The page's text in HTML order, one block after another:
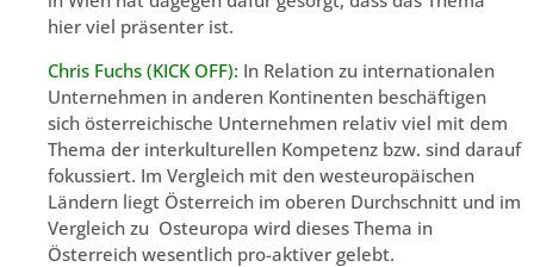
hier viel präsenter ist.
Chris Fuchs (KICK OFF): In Relation zu internationalen
Unternehmen in anderen Kontinenten beschäftigen
sich österreichische Unternehmen relativ viel mit dem
Thema der interkulturellen Kompetenz bzw. sind darauf
fokussiert. Im Vergleich mit den westeuropäischen
Ländern liegt Österreich im oberen Durchschnitt und im
Vergleich zu Osteuropa wird dieses Thema in
Österreich wesentlich pro-aktiver gelebt.